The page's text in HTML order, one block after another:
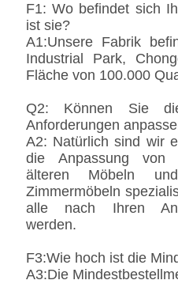
F1: Wo befindet sich
ist sie?
A1:Unsere Fabrik
Industrial Park,
Fläche von 100.000
Q2: Können Sie
Anforderungen
A2: Natürlich sind wir
die Anpassung von
älteren Möbeln
Zimmermöbeln
alle nach Ihren
werden.
F3:Wie hoch ist die
A3:Die